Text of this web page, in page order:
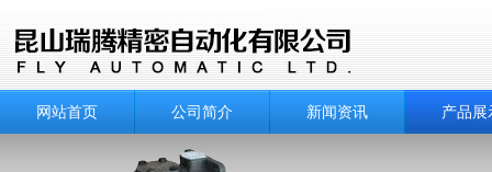
网站首页 公司简介 新闻资讯 产品展